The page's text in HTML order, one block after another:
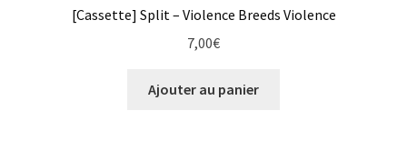
[Cassette] Split – Violence Breeds Violence
7,00€
Ajouter au panier